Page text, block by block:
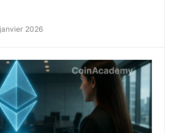
2026
le rachat de 4,75 % de sa supply